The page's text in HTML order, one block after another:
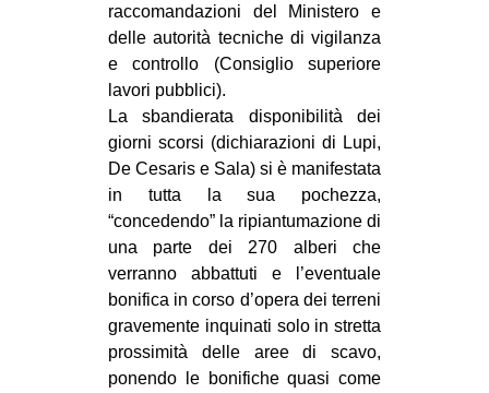
bsky
ms
SEARCH
raccomandazioni del Ministero e
delle autorità tecniche di vigilanza
e controllo (Consiglio superiore
lavori pubblici).
La sbandierata disponibilità dei
giorni scorsi (dichiarazioni di Lupi,
De Cesaris e Sala) si è manifestata
in tutta la sua pochezza,
“concedendo” la ripiantumazione di
una parte dei 270 alberi che
verranno abbattuti e l’eventuale
bonifica in corso d’opera dei terreni
gravemente inquinati solo in stretta
prossimità delle aree di scavo,
ponendo le bonifiche quasi come